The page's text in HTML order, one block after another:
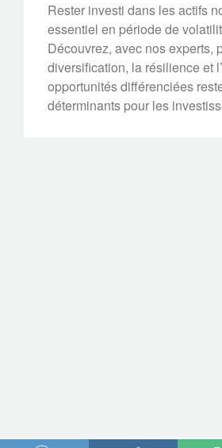
Rester investi dans les actifs
essentiel en période de
Découvrez, avec nos experts,
diversification, la résilience et
opportunités différenciées
déterminants pour les